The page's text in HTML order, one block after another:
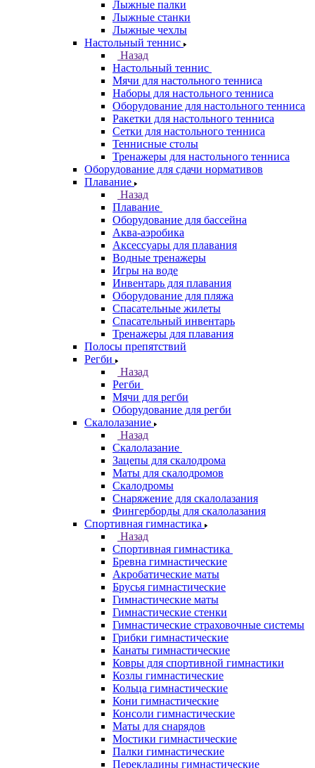
Лыжные палки
Лыжные станки
Лыжные чехлы
Настольный теннис
Назад
Настольный теннис
Мячи для настольного тенниса
Наборы для настольного тенниса
Оборудование для настольного тенниса
Ракетки для настольного тенниса
Сетки для настольного тенниса
Теннисные столы
Тренажеры для настольного тенниса
Оборудование для сдачи нормативов
Плавание
Назад
Плавание
Оборудование для бассейна
Аква-аэробика
Аксессуары для плавания
Водные тренажеры
Игры на воде
Инвентарь для плавания
Оборудование для пляжа
Спасательные жилеты
Спасательный инвентарь
Тренажеры для плавания
Полосы препятствий
Регби
Назад
Регби
Мячи для регби
Оборудование для регби
Скалолазание
Назад
Скалолазание
Зацепы для скалодрома
Маты для скалодромов
Скалодромы
Снаряжение для скалолазания
Фингерборды для скалолазания
Спортивная гимнастика
Назад
Спортивная гимнастика
Бревна гимнастические
Акробатические маты
Брусья гимнастические
Гимнастические маты
Гимнастические стенки
Гимнастические страховочные системы
Грибки гимнастические
Канаты гимнастические
Ковры для спортивной гимнастики
Козлы гимнастические
Кольца гимнастические
Кони гимнастические
Консоли гимнастические
Маты для снарядов
Мостики гимнастические
Палки гимнастические
Перекладины гимнастические